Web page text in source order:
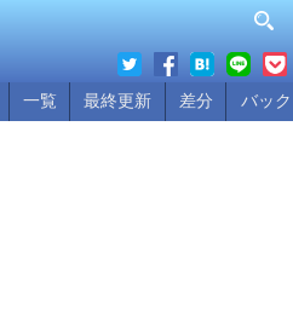
一覧 最終更新 差分 バッ